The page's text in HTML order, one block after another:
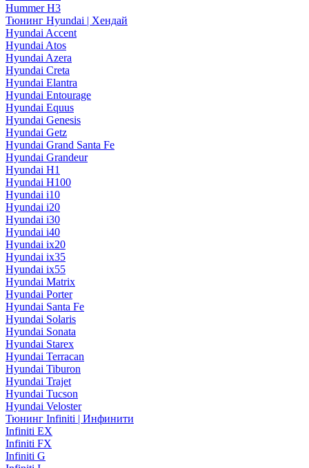
Hummer H3
Тюнинг Hyundai | Хендай
Hyundai Accent
Hyundai Atos
Hyundai Azera
Hyundai Creta
Hyundai Elantra
Hyundai Entourage
Hyundai Equus
Hyundai Genesis
Hyundai Getz
Hyundai Grand Santa Fe
Hyundai Grandeur
Hyundai H1
Hyundai H100
Hyundai i10
Hyundai i20
Hyundai i30
Hyundai i40
Hyundai ix20
Hyundai ix35
Hyundai ix55
Hyundai Matrix
Hyundai Porter
Hyundai Santa Fe
Hyundai Solaris
Hyundai Sonata
Hyundai Starex
Hyundai Terracan
Hyundai Tiburon
Hyundai Trajet
Hyundai Tucson
Hyundai Veloster
Тюнинг Infiniti | Инфинити
Infiniti EX
Infiniti FX
Infiniti G